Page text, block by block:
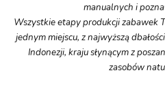
manualnych i
Wszystkie etapy produkcji zabawek
jednym miejscu, z najwyższą
Indonezji, kraju słynącym z
zasobów